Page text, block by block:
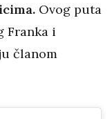
Ovog puta
Franka i
članom